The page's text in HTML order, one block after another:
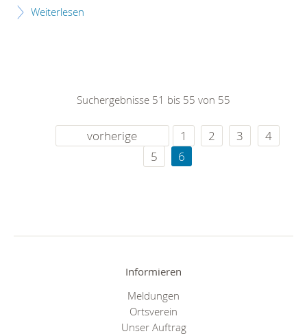
Weiterlesen
Suchergebnisse 51 bis 55 von 55
vorherige 1 2 3
4
5
6
Informieren
Meldungen
Ortsverein
Unser Auftrag